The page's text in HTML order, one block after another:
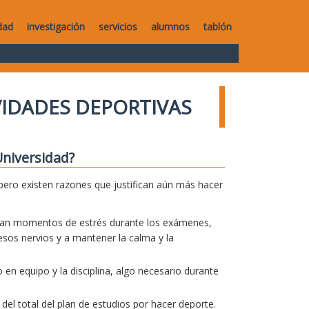
investigación servicios alumnos tablón
DEPORTIVAS
existen razones que justifican aún más hacer
momentos de estrés durante los exámenes,
nervios y a mantener la calma y la
equipo y la disciplina, algo necesario durante
total del plan de estudios por hacer deporte.